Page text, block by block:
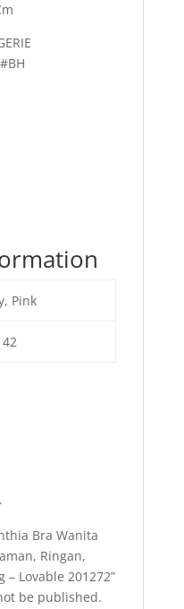
Pink
Bra Wanita
Ringan,
Lovable 201272”
be published.